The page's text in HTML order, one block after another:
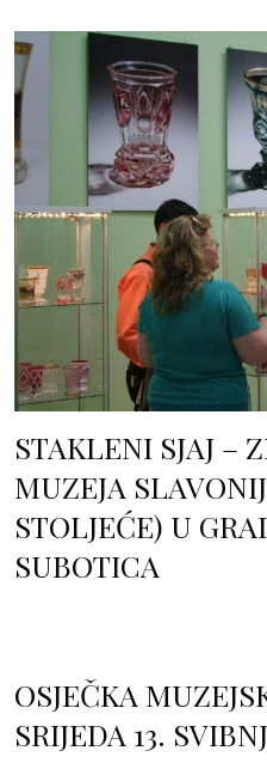
STAKLENI SJAJ –
MUZEJA
STOLJEĆE) U
SUBOTICA
OSJEČKA
SRIJEDA 13.